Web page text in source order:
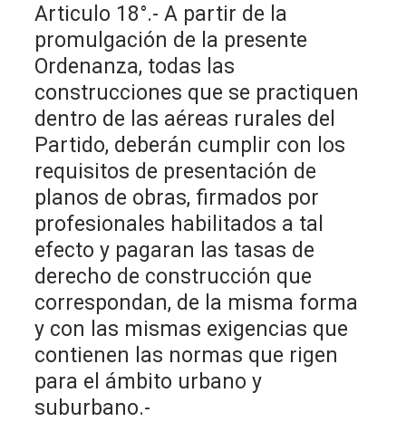
Articulo 18°.- A partir de la
promulgación de la presente
Ordenanza, todas las
construcciones que se practiquen
dentro de las aéreas rurales del
Partido, deberán cumplir con los
requisitos de presentación de
planos de obras, firmados por
profesionales habilitados a tal
efecto y pagaran las tasas de
derecho de construcción que
correspondan, de la misma forma
y con las mismas exigencias que
contienen las normas que rigen
para el ámbito urbano y
suburbano.-